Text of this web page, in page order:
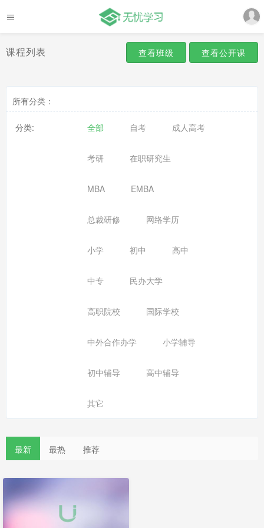
课程列表 查看班级 查看公开课
所有分类：
分类: 全部 自考 成人高考
考研 在职研究生
MBA EMBA
总裁研修 网络学历
小学 初中 高中
中专 民办大学
高职院校 国际学校
中外合作办学 小学辅导
初中辅导 高中辅导
其它
最新 最热 推荐